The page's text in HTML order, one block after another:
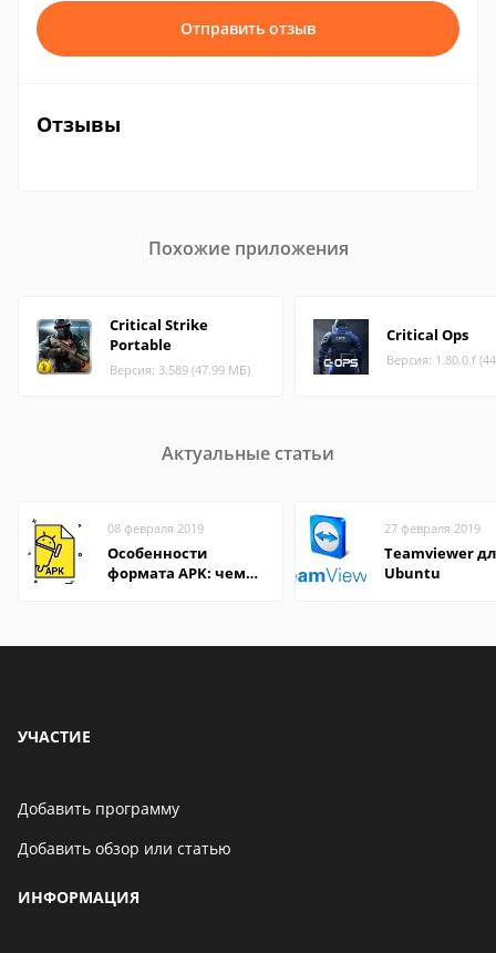
Отправить отзыв
Отзывы
Похожие приложения
Critical Strike
Portable
Версия: 3.589 (47.99 МБ)
Critical Ops
Версия: 1.80.0.f
Актуальные статьи
08 февраля 2019
Особенности
формата APK: чем
27 февраля 2019
Teamviewer
Ubuntu
УЧАСТИЕ
Добавить программу
Добавить обзор или статью
ИНФОРМАЦИЯ